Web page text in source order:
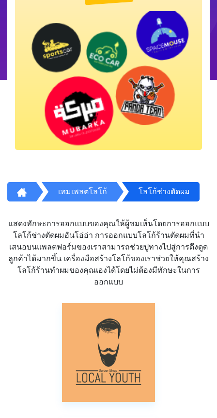
เทมเพลตโลโก้ โลโก้ช่างตัดผม
แสดงทักษะการออกแบบของคุณให้ผู้ชมเห็นโดยการออกแบบ
โลโก้ช่างตัดผมอันโอ่อ่า การออกแบบโลโก้ร้านตัดผมที่นำ
เสนอบนแพลตฟอร์มของเราสามารถช่วยปูทางไปสู่การดึงดูด
ลูกค้าได้มากขึ้น เครื่องมือสร้างโลโก้ของเราช่วยให้คุณสร้าง
โลโก้ร้านทำผมของคุณเองได้โดยไม่ต้องมีทักษะในการ
ออกแบบ